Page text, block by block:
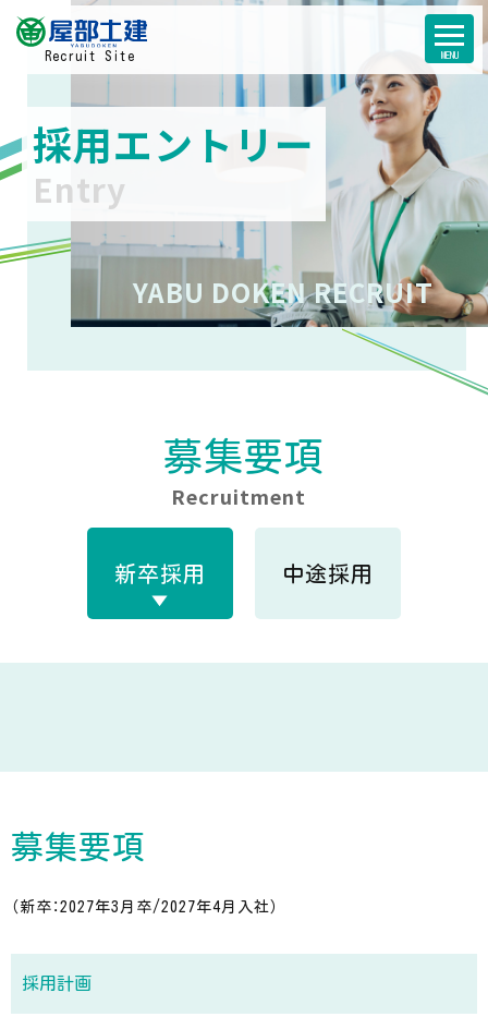
Recruit Site
採用エントリー
Entry
YABU DOKEN RECRUIT
募集要項
Recruitment
新卒採用 中途採用
募集要項
（新卒：2027年3月卒/2027年4月入社）
採用計画